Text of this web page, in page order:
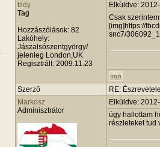
tildy
Tag
Hozzászólások: 82
Lakóhely:
Jászalsószentgyörgy/
jelenleg London,UK
Regisztrált: 2009.11.23
Elküldve:
Csak
[img]https://
snc7/
Szerző
RE:
Markosz
Adminisztrátor
Elküldve:
úgy hallottam
részleteket tud